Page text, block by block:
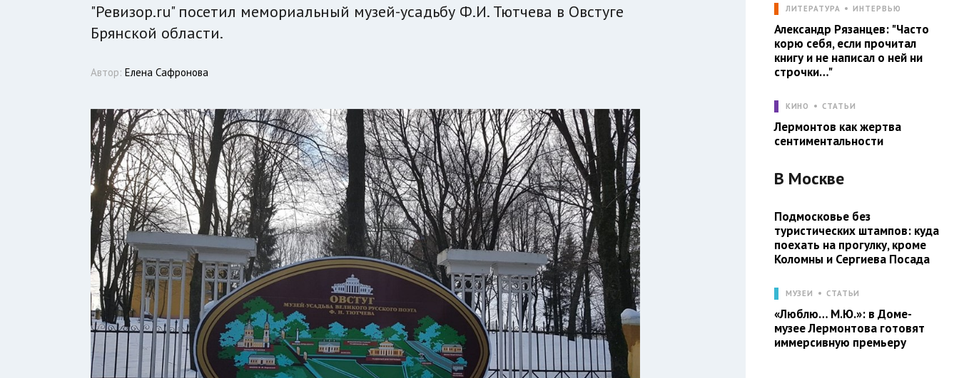
"Ревизор.ru" посетил мемориальный музей-усадьбу Ф.И. Тютчева в Овстуге
Брянской области.
Автор:Елена Сафронова
ЛИТЕРАТУРА ИНТЕРВЬЮ
Александр Рязанцев: "Часто
корю себя, если прочитал
книгу и не написал о ней ни
строчки…"
КИНО СТАТЬИ
Лермонтов как жертва
сентиментальности
В Москве
Подмосковье без
туристических штампов: куда
поехать на прогулку, кроме
Коломны и Сергиева Посада
МУЗЕИ СТАТЬИ
«Люблю… М.Ю.»: в Доме-
музее Лермонтова готовят
иммерсивную премьеру